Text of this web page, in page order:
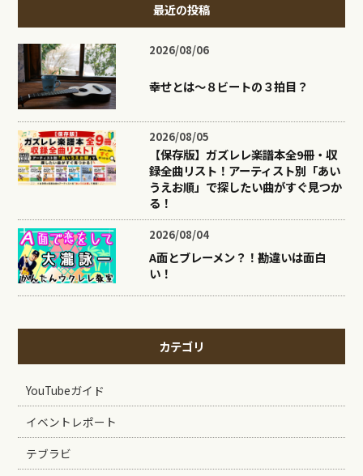
最近の投稿
2026/08/06
幸せとは〜８ビートの３拍目？
2026/08/05
【保存版】ガズレレ楽譜本全9冊・収
録全曲リスト！アーティスト別「あい
うえお順」で探したい曲がすぐ見つか
る！
2026/08/04
A面とブレーメン？！勘違いは面白
い！
カテゴリ
YouTubeガイド
イベントレポート
テブラビ